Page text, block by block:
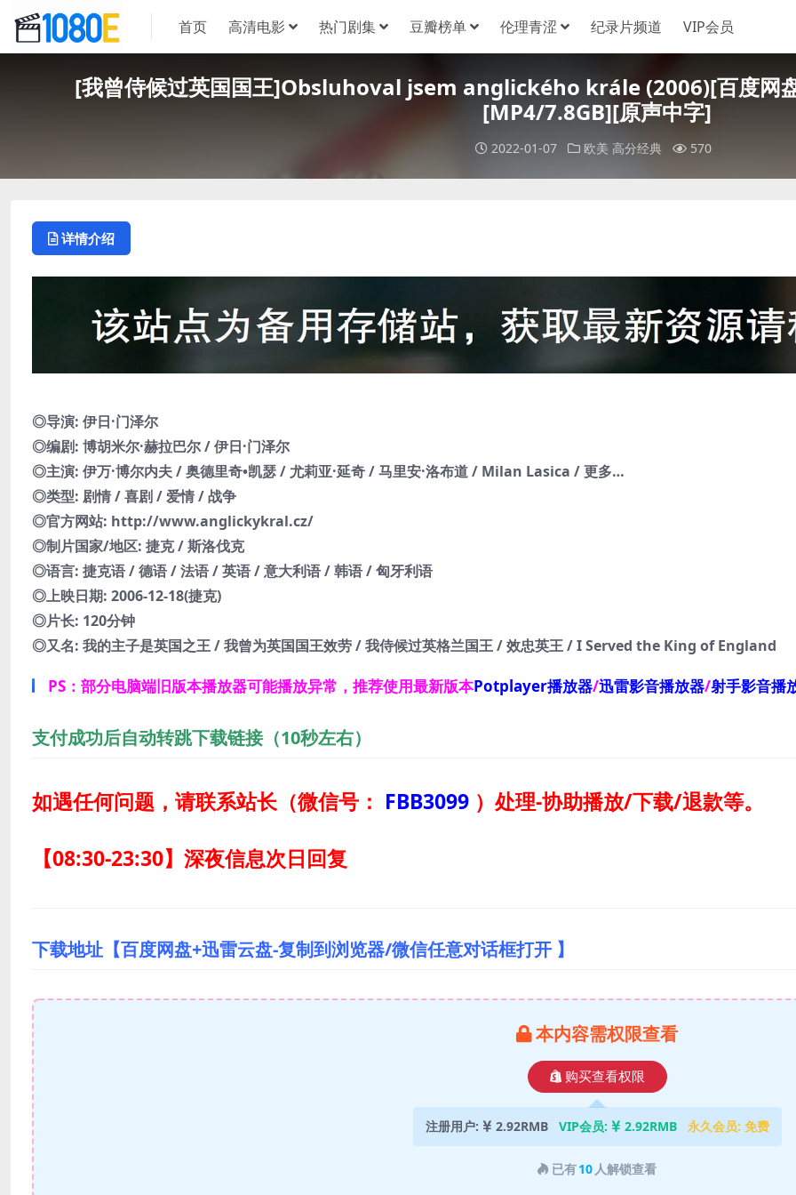
首页 高清电影 热门剧集 豆瓣榜单 伦理青涩 纪录片频道 VIP会员
[我曾侍候过英国国王]Obsluhoval jsem anglického krále (2006)[百度网
[MP4/7.8GB][原声中字]
2022-01-07 欧美 高分经典 570
详情介绍
◎导演: 伊日·门泽尔
◎编剧: 博胡米尔·赫拉巴尔 / 伊日·门泽尔
◎主演: 伊万·博尔内夫 / 奥德里奇•凯瑟 / 尤莉亚·延奇 / 马里安·洛布道 / Milan Lasica / 更多…
◎类型: 剧情 / 喜剧 / 爱情 / 战争
◎官方网站: http://www.anglickykral.cz/
◎制片国家/地区: 捷克 / 斯洛伐克
◎语言: 捷克语 / 德语 / 法语 / 英语 / 意大利语 / 韩语 / 匈牙利语
◎上映日期: 2006-12-18(捷克)
◎片长: 120分钟
◎又名: 我的主子是英国之王 / 我曾为英国国王效劳 / 我侍候过英格兰国王 / 效忠英王 / I Served the King of England
PS：部分电脑端旧版本播放器可能播放异常，推荐使用最新版本Potplayer播放器/迅雷影音播放器/射手影音播
支付成功后自动转跳下载链接（10秒左右）
如遇任何问题，请联系站长（微信号： FBB3099 ） 处理-协助播放/下载/退款等。
【08:30-23:30】深夜信息次日回复
下载地址【百度网盘+迅雷云盘-复制到浏览器/微信任意对话框打开 】
本内容需权限查看
购买查看权限
注册用户: 2.92RMB VIP会员: 2.92RMB 永久会员: 免费
已有10 人解锁查看